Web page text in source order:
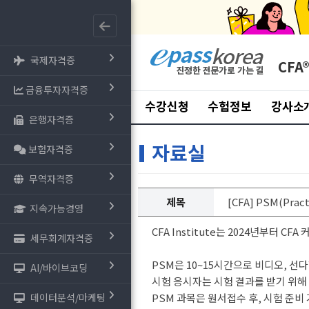
국제자격증
금융투자자격증
은행자격증
보험자격증
무역자격증
지속가능경영
세무회계자격증
AI/바이브코딩
데이터분석/마케팅
CFA®
수강신청 수험정보 강사소
자료실
제목 [CFA]
CFA Institute는 2024년부터 CFA
PSM은 10~15시간으로 비디오, 선
시험 응시자는 시험 결과를 받기 위
PSM 과목은 원서접수 후, 시험 준